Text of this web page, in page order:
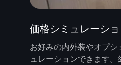
価格シミュレーシ
お好みの内外装やオプ
ュレーションできます